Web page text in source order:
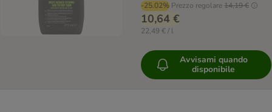
-25.02% Prezzo regolare14,19 €
10,64 €
22,49 € / l
Avvisami quando
disponibile